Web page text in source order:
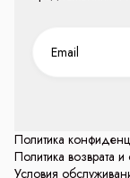
Политика
Политика возврата
Условия